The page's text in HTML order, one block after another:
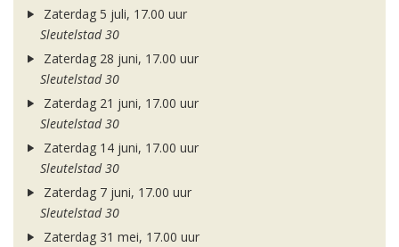
Zaterdag 5 juli, 17.00 uur
Sleutelstad 30
Zaterdag 28 juni, 17.00 uur
Sleutelstad 30
Zaterdag 21 juni, 17.00 uur
Sleutelstad 30
Zaterdag 14 juni, 17.00 uur
Sleutelstad 30
Zaterdag 7 juni, 17.00 uur
Sleutelstad 30
Zaterdag 31 mei, 17.00 uur